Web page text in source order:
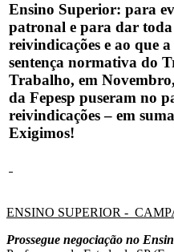
Ensino Superior: para
patronal e para dar toda
reivindicações e ao que
sentença normativa do
Trabalho, em
da Fepesp puseram no
reivindicações – em
Exigimos!
ENSINO SUPERIOR -
Prossegue negociação no